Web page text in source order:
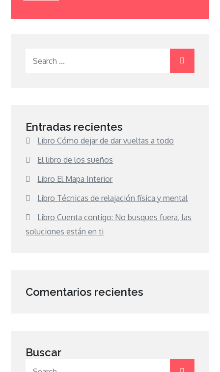
Entradas recientes
Libro Cómo dejar de dar vueltas a todo
El libro de los sueños
Libro El Mapa Interior
Libro Técnicas de relajación física y mental
Libro Cuenta contigo: No busques fuera, las
soluciones están en ti
Comentarios recientes
Buscar